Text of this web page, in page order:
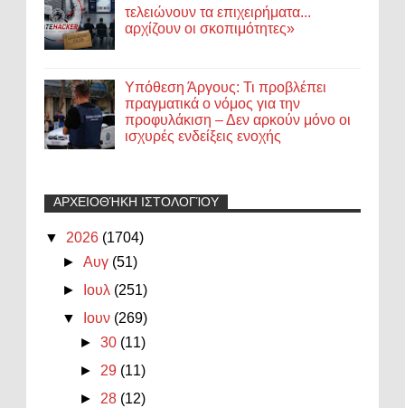
τελειώνουν τα επιχειρήματα...
αρχίζουν οι σκοπιμότητες»
Υπόθεση Άργους: Τι προβλέπει
πραγματικά ο νόμος για την
προφυλάκιση – Δεν αρκούν μόνο οι
ισχυρές ενδείξεις ενοχής
ΑΡΧΕΙΟΘΉΚΗ ΙΣΤΟΛΟΓΊΟΥ
▼ 2026 (1704)
►Αυγ (51)
►
Ιουλ (251)
▼
Ιουν (269)
►30 (11)
► 29 (11)
► 28 (12)